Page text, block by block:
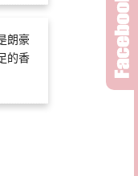
朗豪
的香